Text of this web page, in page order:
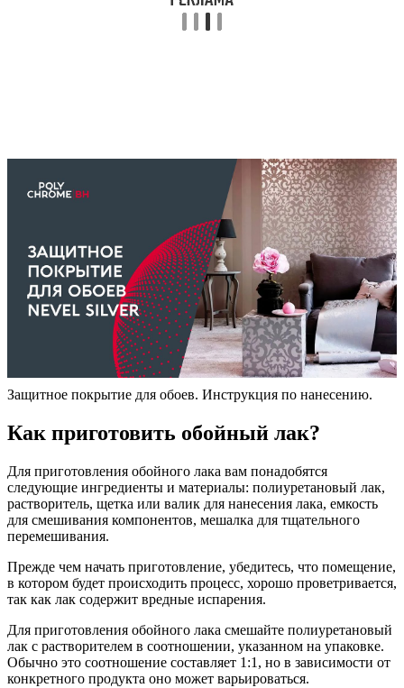
Защитное покрытие для обоев. Инструкция по нанесению.
Как приготовить обойный лак?
Для приготовления обойного лака вам понадобятся
следующие ингредиенты и материалы: полиуретановый лак,
растворитель, щетка или валик для нанесения лака, емкость
для смешивания компонентов, мешалка для тщательного
перемешивания.
Прежде чем начать приготовление, убедитесь, что помещение,
в котором будет происходить процесс, хорошо проветривается,
так как лак содержит вредные испарения.
Для приготовления обойного лака смешайте полиуретановый
лак с растворителем в соотношении, указанном на упаковке.
Обычно это соотношение составляет 1:1, но в зависимости от
конкретного продукта оно может варьироваться.